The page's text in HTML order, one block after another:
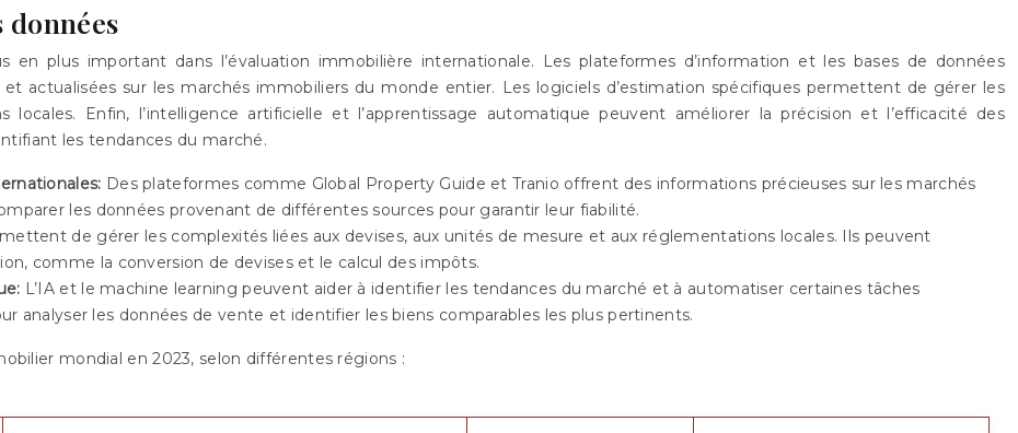
plus important dans l’évaluation immobilière internationale. Les plateformes d’information et les bases de données
actualisées sur les marchés immobiliers du monde entier. Les logiciels d’estimation spécifiques permettent de gérer les
Enfin, l’intelligence artificielle et l’apprentissage automatique peuvent améliorer la précision et l’efficacité des
les tendances du marché.
Des plateformes comme Global Property Guide et Tranio offrent des informations précieuses sur les marchés
les données provenant de différentes sources pour garantir leur fiabilité.
de gérer les complexités liées aux devises, aux unités de mesure et aux réglementations locales. Ils peuvent
comme la conversion de devises et le calcul des impôts.
L’IA et le machine learning peuvent aider à identifier les tendances du marché et à automatiser certaines tâches
analyser les données de vente et identifier les biens comparables les plus pertinents.
mondial en 2023, selon différentes régions :